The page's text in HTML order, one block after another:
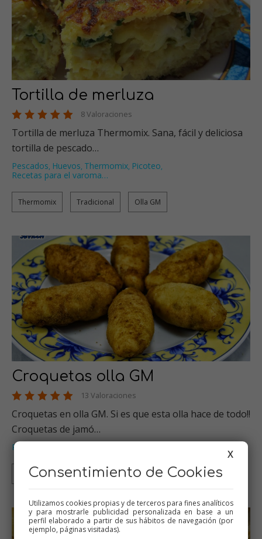
Tortilla de merluza
8 Valoraciones
Tortilla de merluza Thermomix. Sana, fácil y deliciosa
tortilla de pescado…
Pescados, Huevos, Thermomix, Picoteo,
Recetas para el varoma…
Thermomix Tradicional Olla GM
Croquetas olla GM
13 Valoraciones
Croquetas en olla GM. Si es que esta olla hace de todo!!
Croquetas de jamó…
Picoteo
Olla GM
X
Consentimiento de Cookies
Utilizamos cookies propias y de terceros para fines analíticos
y para mostrarle publicidad personalizada en base a un
perfil elaborado a partir de sus hábitos de navegación (por
ejemplo, páginas visitadas).